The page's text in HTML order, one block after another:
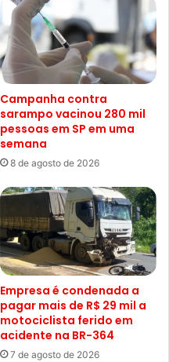
Campanha contra
sarampo vacinou 280 mil
pessoas em SP em uma
semana
8 de agosto de 2026
Empresa é condenada a
pagar mais de R$ 29 mil a
motociclista ferido em
acidente na BR-364
7 de agosto de 2026